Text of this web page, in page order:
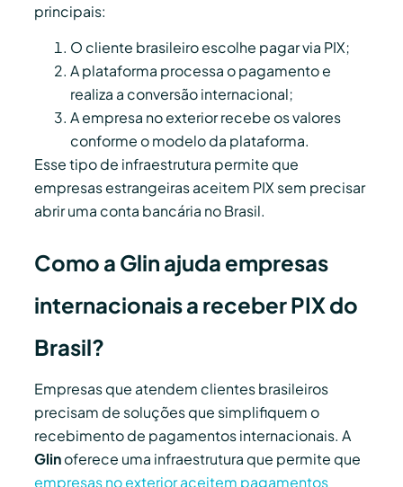
principais:
O cliente brasileiro escolhe pagar via PIX;
A plataforma processa o pagamento e
realiza a conversão internacional;
A empresa no exterior recebe os valores
conforme o modelo da plataforma.
Esse tipo de infraestrutura permite que
empresas estrangeiras aceitem PIX sem precisar
abrir uma conta bancária no Brasil.
Como a Glin ajuda empresas
internacionais a receber PIX do
Brasil?
Empresas que atendem clientes brasileiros
precisam de soluções que simplifiquem o
recebimento de pagamentos internacionais. A
Glinoferece uma infraestrutura que permite que
empresas no exterior aceitem pagamentos